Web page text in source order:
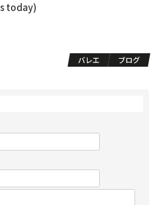
today)
バレエ ブログ